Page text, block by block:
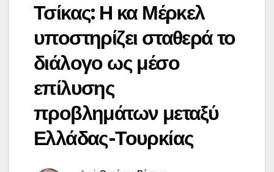
Τσίκας: Η κα Μέρκελ
υποστηρίζει σταθερά το
διάλογο ως μέσο
επίλυσης
προβλημάτων μεταξύ
Ελλάδας-Τουρκίας